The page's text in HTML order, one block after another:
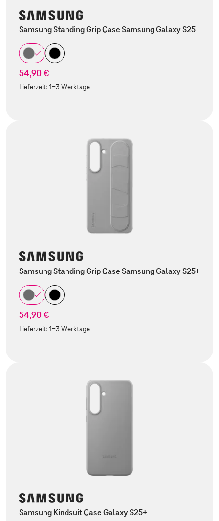
Samsung Standing Grip Case Samsung Galaxy S25
54,90 €
Lieferzeit:1-3 Werktage
Samsung Standing Grip Case Samsung Galaxy S25+
54,90 €
Lieferzeit:1-3 Werktage
Samsung Kindsuit Case Galaxy S25+